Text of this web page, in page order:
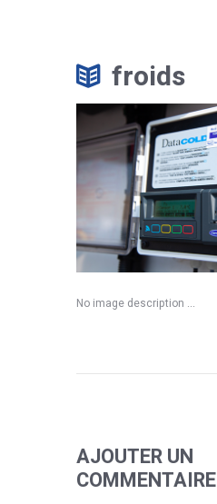
froids
No image description ...
AJOUTER UN
COMMENTAIRE